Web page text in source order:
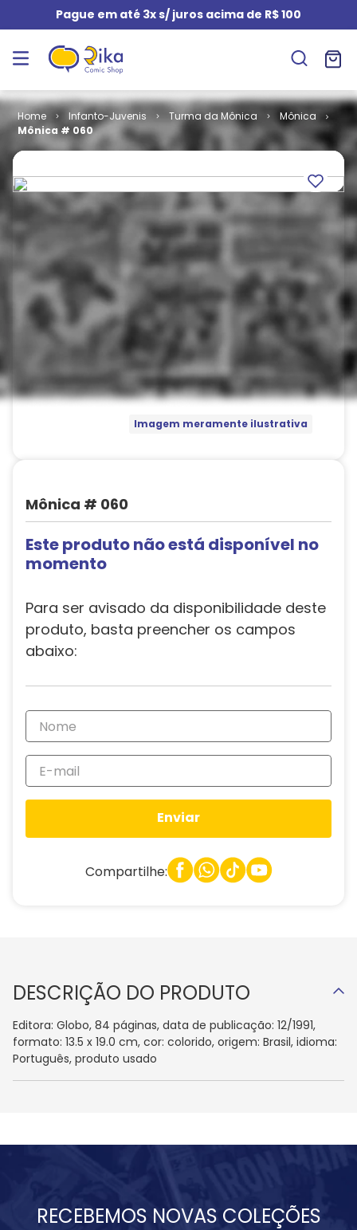
Pague em até 3x s/ juros acima de R$ 100
Infanto-Juvenis Turma da Mônica
Mônica
Mônica # 060
Imagem meramente ilustrativa
Mônica # 060
Este produto não está disponível no
momento
Para ser avisado da disponibilidade deste
produto, basta preencher os campos
abaixo:
Enviar
Compartilhe:
DESCRIÇÃO DO PRODUTO
Editora: Globo, 84 páginas, data de publicação: 12/1991,
formato: 13.5 x 19.0 cm, cor: colorido, origem: Brasil, idioma:
Português, produto usado
RECEBEMOS NOVAS COLEÇÕES